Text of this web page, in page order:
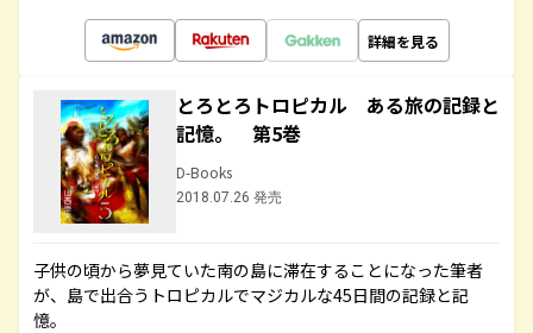
詳細を見る
とろとろトロピカル ある旅の記録と
記憶。 第5巻
D-Books
2018.07.26 発売
子供の頃から夢見ていた南の島に滞在することになった筆者
が、島で出合うトロピカルでマジカルな45日間の記録と記
憶。